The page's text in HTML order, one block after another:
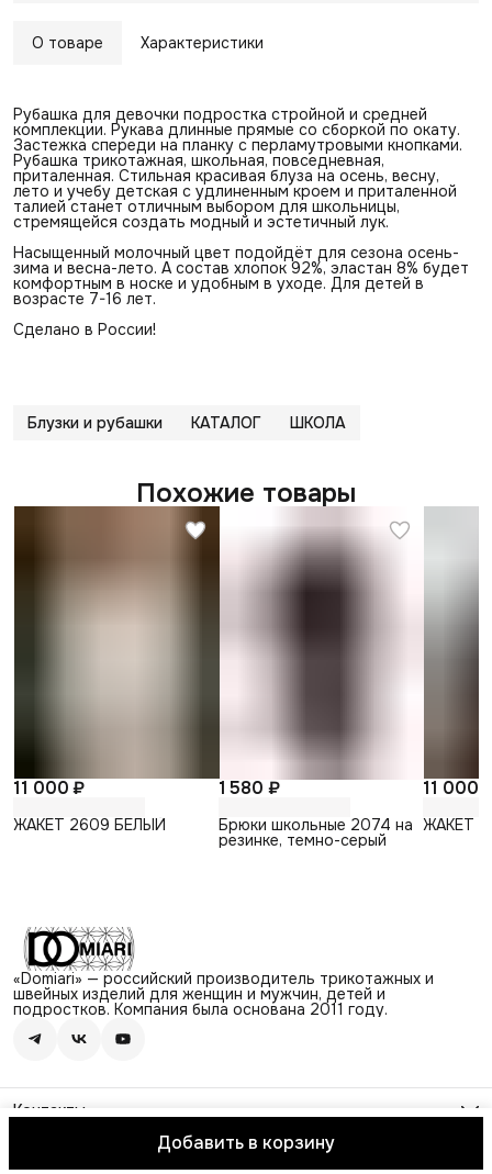
Добавить в корзину
О товаре Характеристики
Рубашка для девочки подростка стройной и средней
комплекции. Рукава длинные прямые со сборкой по окату.
Застежка спереди на планку с перламутровыми кнопками.
Рубашка трикотажная, школьная, повседневная,
приталенная. Стильная красивая блуза на осень, весну,
лето и учебу детская с удлиненным кроем и приталенной
талией станет отличным выбором для школьницы,
стремящейся создать модный и эстетичный лук.
Насыщенный молочный цвет подойдёт для сезона осень-
зима и весна-лето. А состав хлопок 92%, эластан 8% будет
комфортным в носке и удобным в уходе. Для детей в
возрасте 7-16 лет.
Сделано в России!
Блузки и рубашки КАТАЛОГ ШКОЛА
Похожие товары
11 000 ₽
ЖАКЕТ 2609 БЕЛЫЙ
1 580 ₽
Брюки школьные 2074 на
резинке, темно-серый
11 000
ЖАКЕТ
«Domiari» — российский производитель трикотажных и
швейных изделий для женщин и мужчин, детей и
подростков. Компания была основана 2011 году.
Контакты
г. Череповец, ул. Архангельская, д.13
Режим работы
© DomiariОплатаДоставкаПравила возвратаРеквизиты